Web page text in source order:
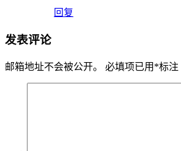
回复
发表评论
邮箱地址不会被公开。 必填项已用 *标注